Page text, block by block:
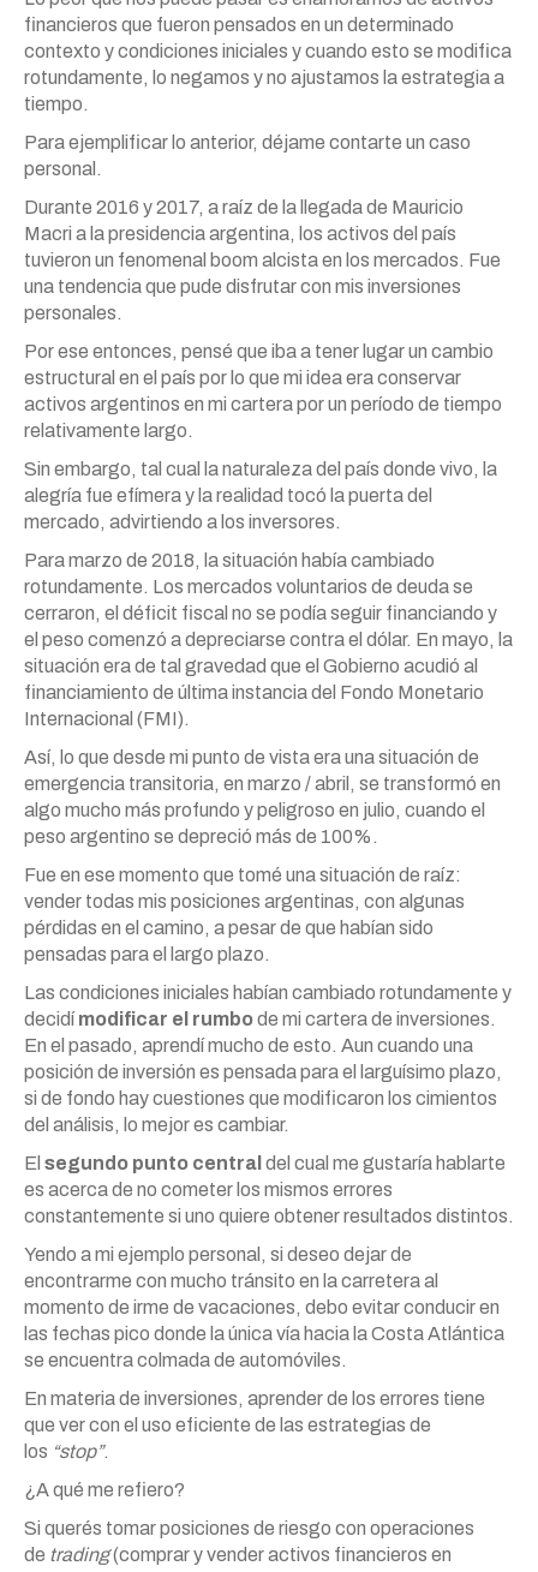
financieros que fueron pensados en un determinado
contexto y condiciones iniciales y cuando esto se modifica
rotundamente, lo negamos y no ajustamos la estrategia a
tiempo.
Para ejemplificar lo anterior, déjame contarte un caso
personal.
Durante 2016 y 2017, a raíz de la llegada de Mauricio
Macri a la presidencia argentina, los activos del país
tuvieron un fenomenal boom alcista en los mercados. Fue
una tendencia que pude disfrutar con mis inversiones
personales.
Por ese entonces, pensé que iba a tener lugar un cambio
estructural en el país por lo que mi idea era conservar
activos argentinos en mi cartera por un período de tiempo
relativamente largo.
Sin embargo, tal cual la naturaleza del país donde vivo, la
alegría fue efímera y la realidad tocó la puerta del
mercado, advirtiendo a los inversores.
Para marzo de 2018, la situación había cambiado
rotundamente. Los mercados voluntarios de deuda se
cerraron, el déficit fiscal no se podía seguir financiando y
el peso comenzó a depreciarse contra el dólar. En mayo, la
situación era de tal gravedad que el Gobierno acudió al
financiamiento de última instancia del Fondo Monetario
Internacional (FMI).
Así, lo que desde mi punto de vista era una situación de
emergencia transitoria, en marzo / abril, se transformó en
algo mucho más profundo y peligroso en julio, cuando el
peso argentino se depreció más de 100%.
Fue en ese momento que tomé una situación de raíz:
vender todas mis posiciones argentinas, con algunas
pérdidas en el camino, a pesar de que habían sido
pensadas para el largo plazo.
Las condiciones iniciales habían cambiado rotundamente y
decidímodificar el rumbode mi cartera de inversiones.
En el pasado, aprendí mucho de esto. Aun cuando una
posición de inversión es pensada para el larguísimo plazo,
si de fondo hay cuestiones que modificaron los cimientos
del análisis, lo mejor es cambiar.
El segundo punto central del cual me gustaría hablarte
es acerca de no cometer los mismos errores
constantemente si uno quiere obtener resultados distintos.
Yendo a mi ejemplo personal, si deseo dejar de
encontrarme con mucho tránsito en la carretera al
momento de irme de vacaciones, debo evitar conducir en
las fechas pico donde la única vía hacia la Costa Atlántica
se encuentra colmada de automóviles.
En materia de inversiones, aprender de los errores tiene
que ver con el uso eficiente de las estrategias de
los “stop”.
¿A qué me refiero?
Si querés tomar posiciones de riesgo con operaciones
de trading(comprar y vender activos financieros en